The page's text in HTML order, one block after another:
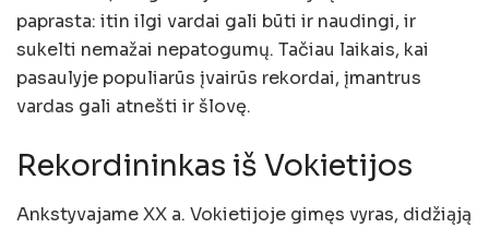
paprasta: itin ilgi vardai gali būti ir naudingi, ir
sukelti nemažai nepatogumų. Tačiau laikais, kai
pasaulyje populiarūs įvairūs rekordai, įmantrus
vardas gali atnešti ir šlovę.
Rekordininkas iš Vokietijos
Ankstyvajame XX a. Vokietijoje gimęs vyras, didžiąją